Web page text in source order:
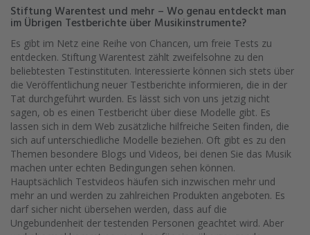
Stiftung Warentest und mehr – Wo genau entdeckt man
im Übrigen Testberichte über Musikinstrumente?
Es gibt im Netz eine Reihe von Chancen, um freie Tests zu
entdecken. Stiftung Warentest zählt zweifelsohne zu den
beliebtesten Testinstituten. Interessierte können sich stets über
die Veröffentlichung neuer Testberichte informieren, die in der
Tat durchgeführt wurden. Es lässt sich von uns jetzig nicht
sagen, ob es einen Testbericht über diese Modelle gibt. Es
lassen sich in dem Web zusätzliche hilfreiche Seiten finden, die
sich auf unterschiedliche Modelle beziehen. Oft gibt es zu den
Themen besondere Blogs und Videos, bei denen Sie das Musik
machen unter echten Bedingungen sehen können.
Hauptsächlich Testvideos häufen sich inzwischen mehr und
mehr an und werden zu zahlreichen Produkten angeboten. Es
darf sicher nicht übersehen werden, dass auf die
Ungebundenheit der testenden Personen geachtet wird. Aber